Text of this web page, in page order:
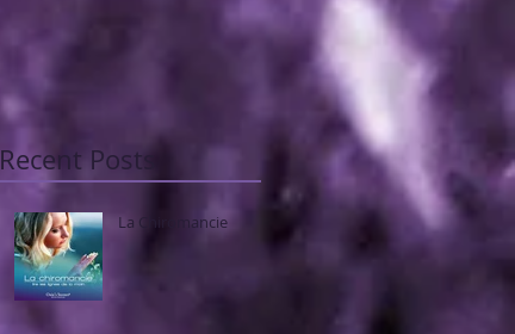
Recent Posts
La Chiromancie